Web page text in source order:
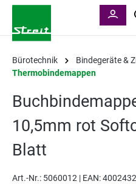
Bürotechnik
Bindegeräte &
Thermobindemappen
10,5mm rot
Blatt
Art.-Nr.: 5060012 | EAN: